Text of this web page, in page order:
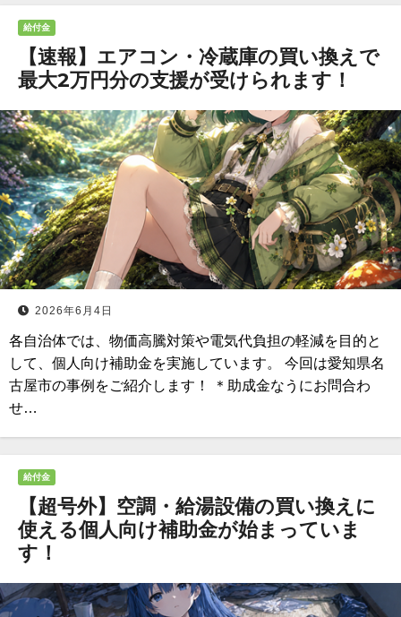
給付金
【速報】エアコン・冷蔵庫の買い換えで
最大2万円分の支援が受けられます！
2026年6月4日
各自治体では、物価高騰対策や電気代負担の軽減を目的と
して、個人向け補助金を実施しています。 今回は愛知県名
古屋市の事例をご紹介します！ ＊助成金なうにお問合わ
せ…
給付金
【超号外】空調・給湯設備の買い換えに
使える個人向け補助金が始まっていま
す！